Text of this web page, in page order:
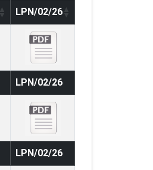
LPN/02/26
LPN/02/26
LPN/02/26